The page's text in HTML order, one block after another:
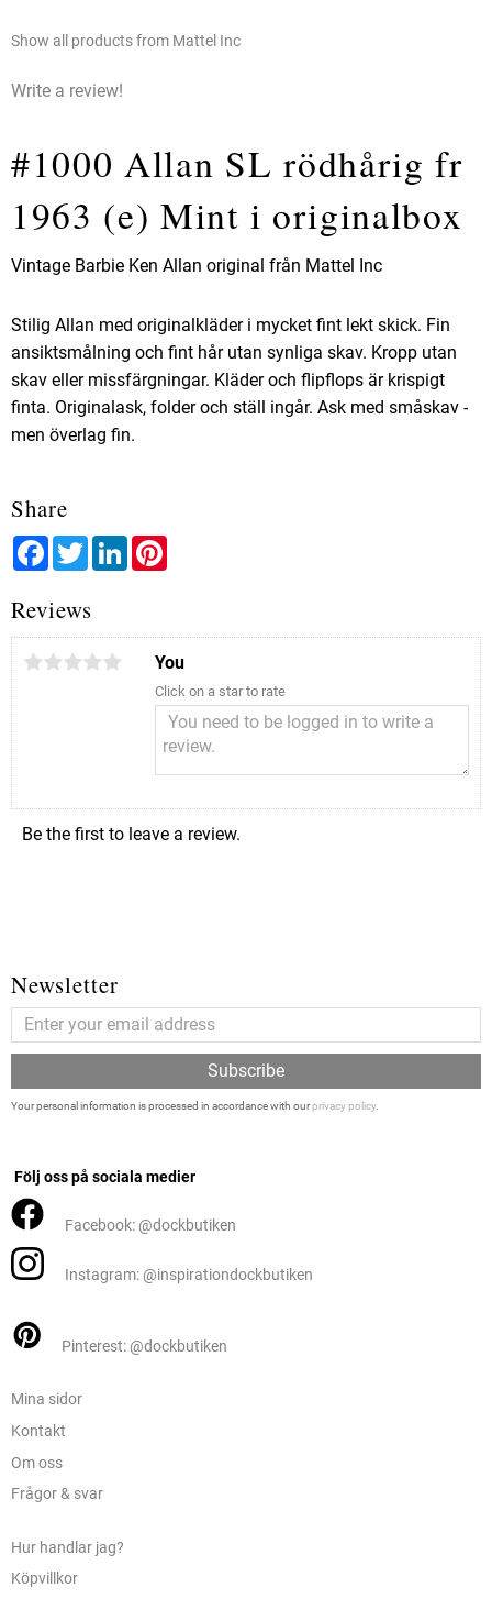
Show all products from Mattel Inc
Write a review!
#1000 Allan SL rödhårig fr
1963 (e) Mint i originalbox
Vintage Barbie Ken Allan original från Mattel Inc
Stilig Allan med originalkläder i mycket fint lekt skick. Fin
ansiktsmålning och fint hår utan synliga skav. Kropp utan
skav eller missfärgningar. Kläder och flipflops är krispigt
finta. Originalask, folder och ställ ingår. Ask med småskav -
men överlag fin.
Share
FacebookTwitterLinkedIn
Reviews
You
Click on a star to rate
Be the first to leave a review.
Newsletter
Subscribe
Your personal information is processed in accordance with ourprivacy policy.
Följ oss på sociala medier
Facebook: @dockbutiken
Instagram: @inspirationdockbutiken
Pinterest: @dockbutiken
Mina sidor
Kontakt
Om oss
Frågor & svar
Hur handlar jag?
Köpvillkor